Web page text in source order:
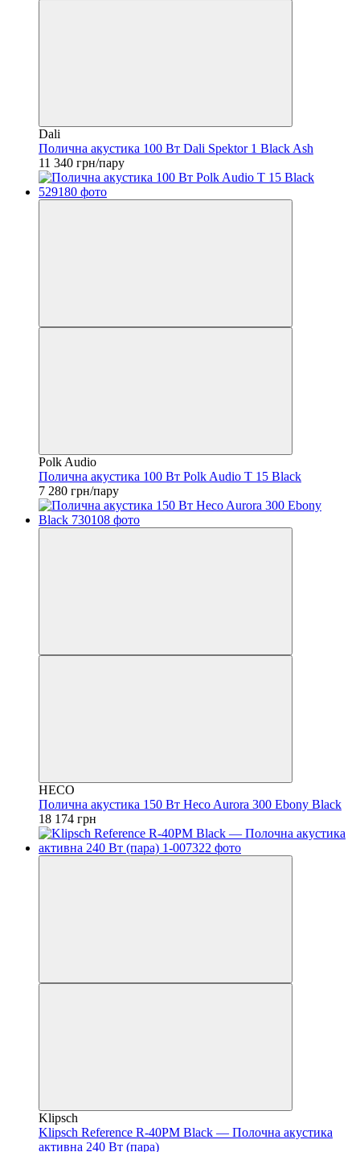
Dali
Полична акустика 100 Вт Dali Spektor 1 Black Ash
11 340 грн/пару
Polk Audio
Полична акустика 100 Вт Polk Audio T 15 Black
7 280 грн/пару
HECO
Полична акустика 150 Вт Heco Aurora 300 Ebony Black
18 174 грн
Klipsch
Klipsch Reference R-40PM Black — Полочна акустика
активна 240 Вт (пара)